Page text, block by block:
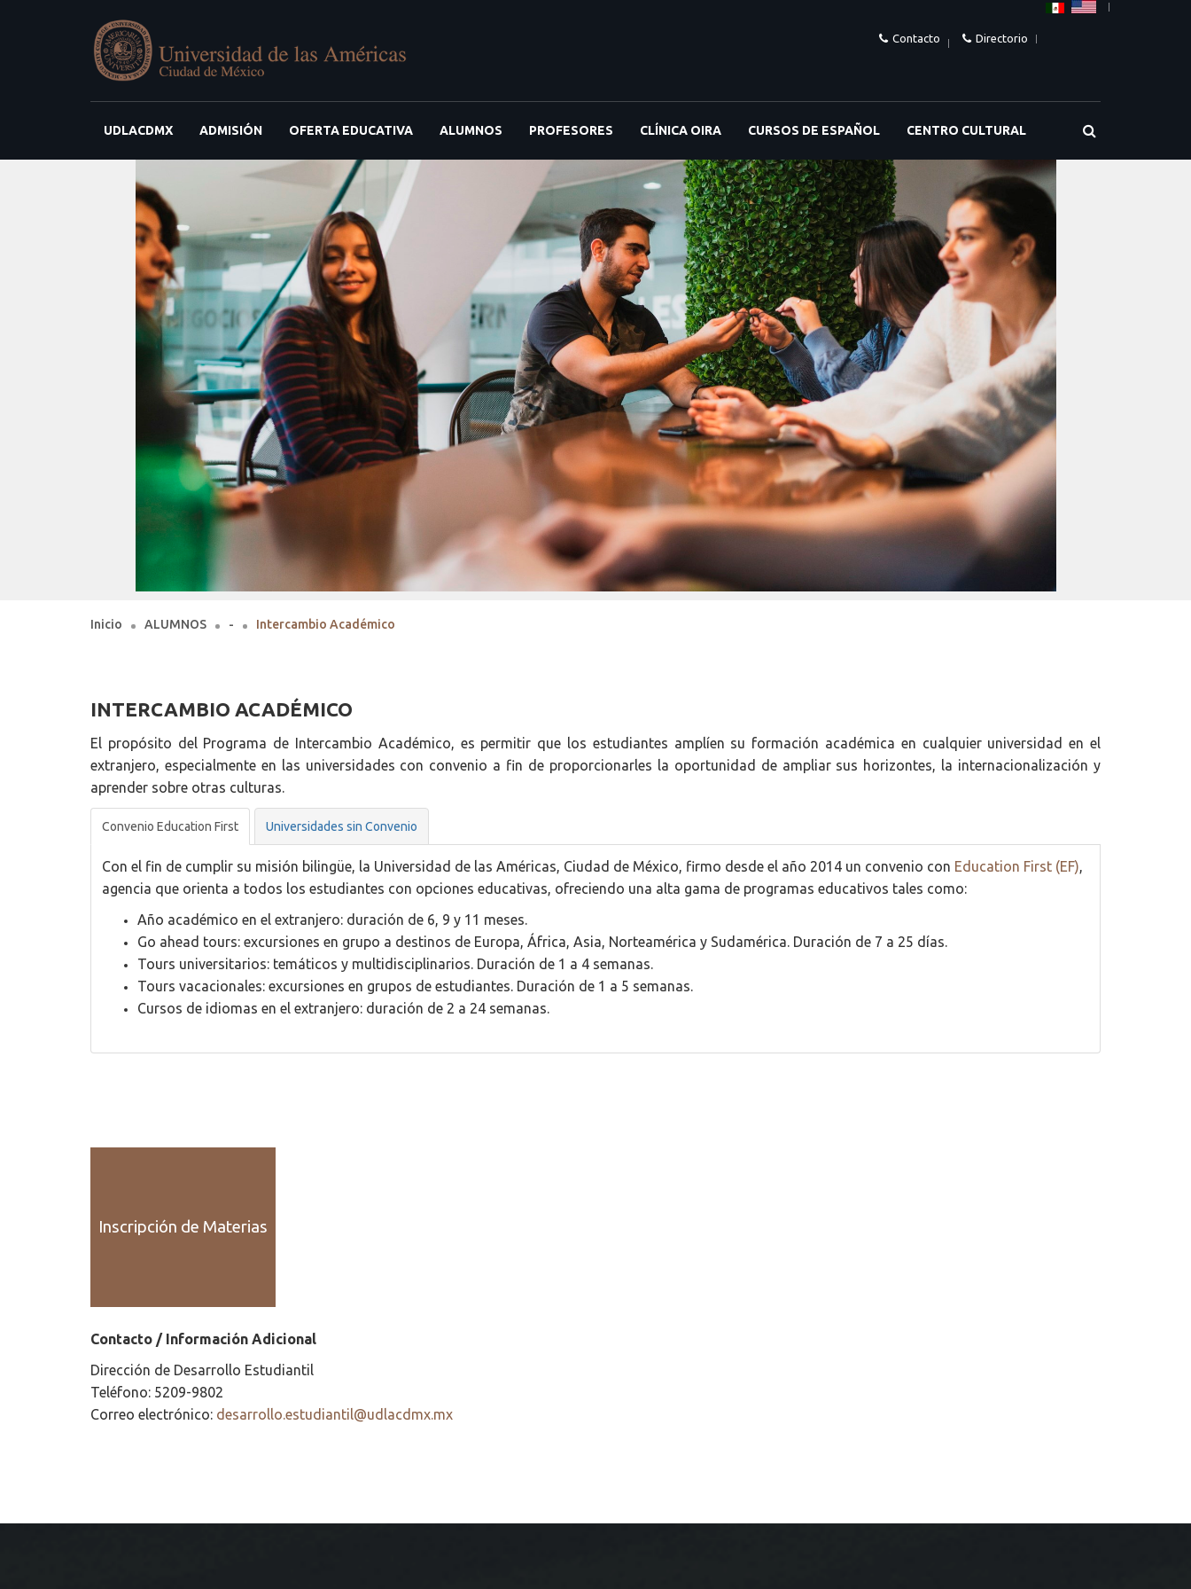
Directorio
Contacto
UDLACDMX ADMISIÓN OFERTA EDUCATIVA ALUMNOS PROFESORES CLÍNICA OIRA CURSOS DE ESPAÑOL CENTRO CULTURAL
Inicio ALUMNOS - Intercambio Académico
INTERCAMBIO ACADÉMICO
El propósito del Programa de Intercambio Académico, es permitir que los estudiantes amplíen su formación académica en cualquier universidad en el
extranjero, especialmente en las universidades con convenio a fin de proporcionarles la oportunidad de ampliar sus horizontes, la internacionalización y
aprender sobre otras culturas.
Convenio Education First Universidades sin Convenio
Con el fin de cumplir su misión bilingüe, la Universidad de las Américas, Ciudad de México, firmo desde el año 2014 un convenio con Education First (EF),
agencia que orienta a todos los estudiantes con opciones educativas, ofreciendo una alta gama de programas educativos tales como:
Año académico en el extranjero: duración de 6, 9 y 11 meses.
Go ahead tours: excursiones en grupo a destinos de Europa, África, Asia, Norteamérica y Sudamérica. Duración de 7 a 25 días.
Tours universitarios: temáticos y multidisciplinarios. Duración de 1 a 4 semanas.
Tours vacacionales: excursiones en grupos de estudiantes. Duración de 1 a 5 semanas.
Cursos de idiomas en el extranjero: duración de 2 a 24 semanas.
Inscripción de Materias
Contacto / Información Adicional
Dirección de Desarrollo Estudiantil
Teléfono: 5209-9802
Correo electrónico: desarrollo.estudiantil@udlacdmx.mx